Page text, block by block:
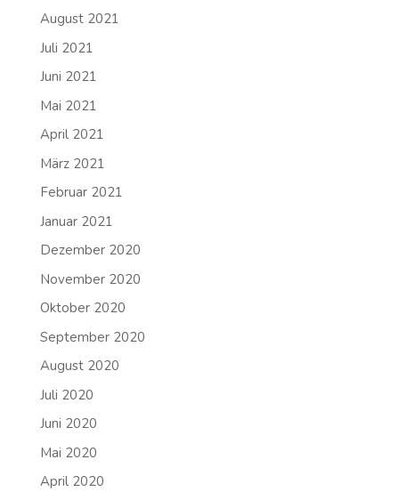
August 2021
Juli 2021
Juni 2021
Mai 2021
April 2021
März 2021
Februar 2021
Januar 2021
Dezember 2020
November 2020
Oktober 2020
September 2020
August 2020
Juli 2020
Juni 2020
Mai 2020
April 2020